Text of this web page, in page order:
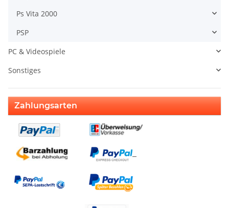
Ps Vita 2000
PSP
PC & Videospiele
Sonstiges
Zahlungsarten